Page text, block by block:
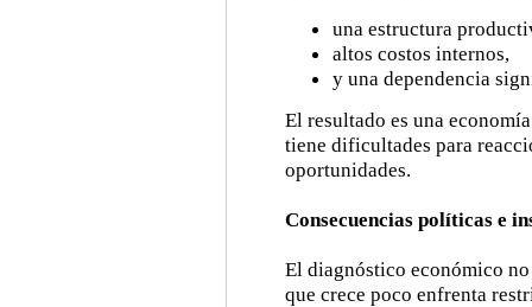
una estructura
altos costos internos,
y una dependencia
El resultado es una
tiene dificultades para
oportunidades.
Consecuencias políticas e
El diagnóstico económico
que crece poco enfrenta